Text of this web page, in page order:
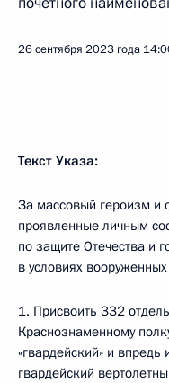
26 сентября 2023 года
Текст Указа:
За массовый героизм и
проявленные личным
по защите Отечества и
в условиях
1. Присвоить 332
Краснознаменному
«гвардейский» и
гвардейский